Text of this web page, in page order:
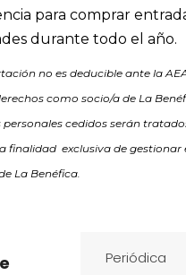
para comprar
durante todo el año.
no es deducible ante la
como socio/a de La
personales cedidos serán
finalidad exclusiva de gestionar
La Benéfica.
Periódica